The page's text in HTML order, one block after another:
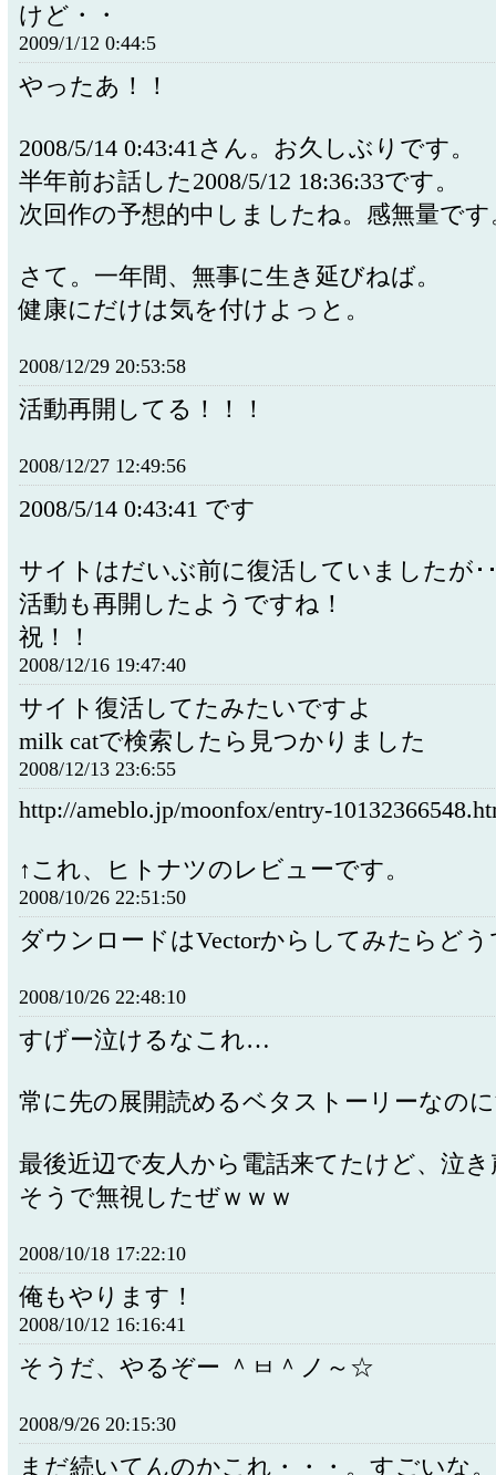
けど・・
2009/1/12 0:44:5
やったあ！！
2008/5/14 0:43:41さん。お久しぶりです。
半年前お話した2008/5/12 18:36:33です。
次回作の予想的中しましたね。感無量です
さて。一年間、無事に生き延びねば。
健康にだけは気を付けよっと。
2008/12/29 20:53:58
活動再開してる！！！
2008/12/27 12:49:56
2008/5/14 0:43:41 です
サイトはだいぶ前に復活していましたが･
活動も再開したようですね！
祝！！
2008/12/16 19:47:40
サイト復活してたみたいですよ
milk catで検索したら見つかりました
2008/12/13 23:6:55
http://ameblo.jp/moonfox/entry-
↑これ、ヒトナツのレビューです。
2008/10/26 22:51:50
ダウンロードはVectorからしてみたらど
2008/10/26 22:48:10
すげー泣けるなこれ…
常に先の展開読めるベタストーリーなの
最後近辺で友人から電話来てたけど、泣
そうで無視したぜｗｗｗ
2008/10/18 17:22:10
俺もやります！
2008/10/12 16:16:41
そうだ、やるぞー ＾ㅂ＾ノ～☆
2008/9/26 20:15:30
まだ続いてんのかこれ・・・。すごいな。